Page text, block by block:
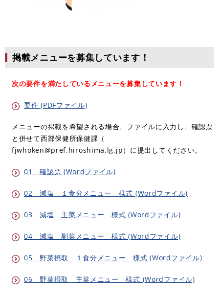
掲載メニューを募集しています！
次の要件を満たしているメニューを募集しています！
要件 (PDFファイル)
メニューの掲載を希望される場合、ファイルに入力し、確認票
と併せて西部保健所保健課（
fjwhoken@pref.hiroshima.lg.jp）に提出してください。
01 確認票 (Wordファイル)
02 減塩 １食分メニュー 様式 (Wordファイル)
03 減塩 主菜メニュー 様式 (Wordファイル)
04 減塩 副菜メニュー 様式 (Wordファイル)
05 野菜摂取 １食分メニュー 様式 (Wordファイル)
06 野菜摂取 主菜メニュー 様式 (Wordファイル)